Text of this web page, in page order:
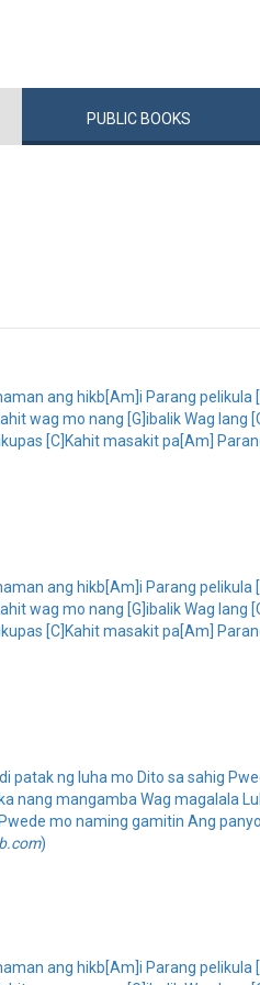
PUBLIC BOOKS
ang hikb[Am]i Parang
wag mo nang [G]ibalik Wag lang
[C]Kahit masakit pa[Am]
ang hikb[Am]i Parang
wag mo nang [G]ibalik Wag lang
[C]Kahit masakit pa[Am]
patak ng luha mo Dito sa sahig
nang mangamba Wag magalala
mo naming gamitin Ang
)
ang hikb[Am]i Parang